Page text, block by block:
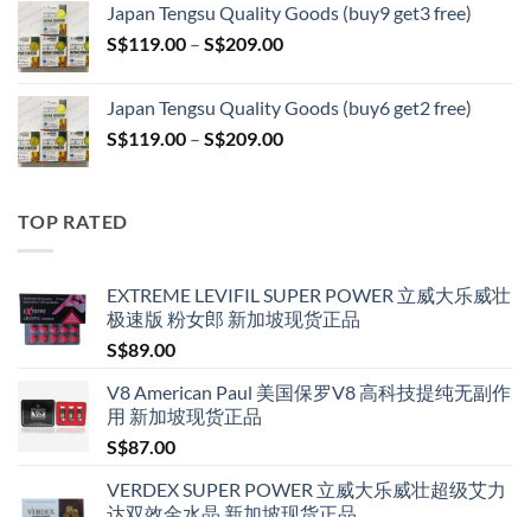
through
S$209.00
Japan Tengsu Quality Goods (buy9 get3 free)
S$119.00 – S$209.00Price
through
S$209.00
Japan Tengsu Quality Goods (buy6 get2 free)
S$119.00 – S$209.00Price
TOP RATED
EXTREME LEVIFIL SUPER POWER 立威大乐威壮
极速版 粉女郎 新加坡现货正品
S$89.00
V8 American Paul 美国保罗V8 高科技提纯无副作
用 新加坡现货正品
S$87.00
VERDEX SUPER POWER 立威大乐威壮超级艾力
达双效金水晶 新加坡现货正品